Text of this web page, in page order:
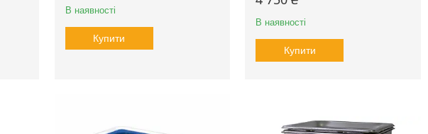
В наявності
Купити
В наявності
Купити